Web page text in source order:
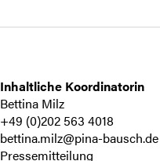
Inhaltliche Koordinatorin
Bettina Milz
+49 (0)202 563 4018
bettina.milz@pina-bausch.de
Pressemitteilung